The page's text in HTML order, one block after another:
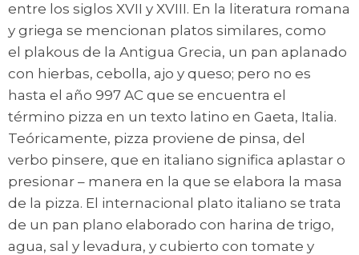
entre los siglos XVII y XVIII. En la literatura romana
y griega se mencionan platos similares, como
el plakous de la Antigua Grecia, un pan aplanado
con hierbas, cebolla, ajo y queso; pero no es
hasta el año 997 AC que se encuentra el
término pizza en un texto latino en Gaeta, Italia.
Teóricamente, pizza proviene de pinsa, del
verbo pinsere, que en italiano significa aplastar o
presionar – manera en la que se elabora la masa
de la pizza. El internacional plato italiano se trata
de un pan plano elaborado con harina de trigo,
agua, sal y levadura, y cubierto con tomate y